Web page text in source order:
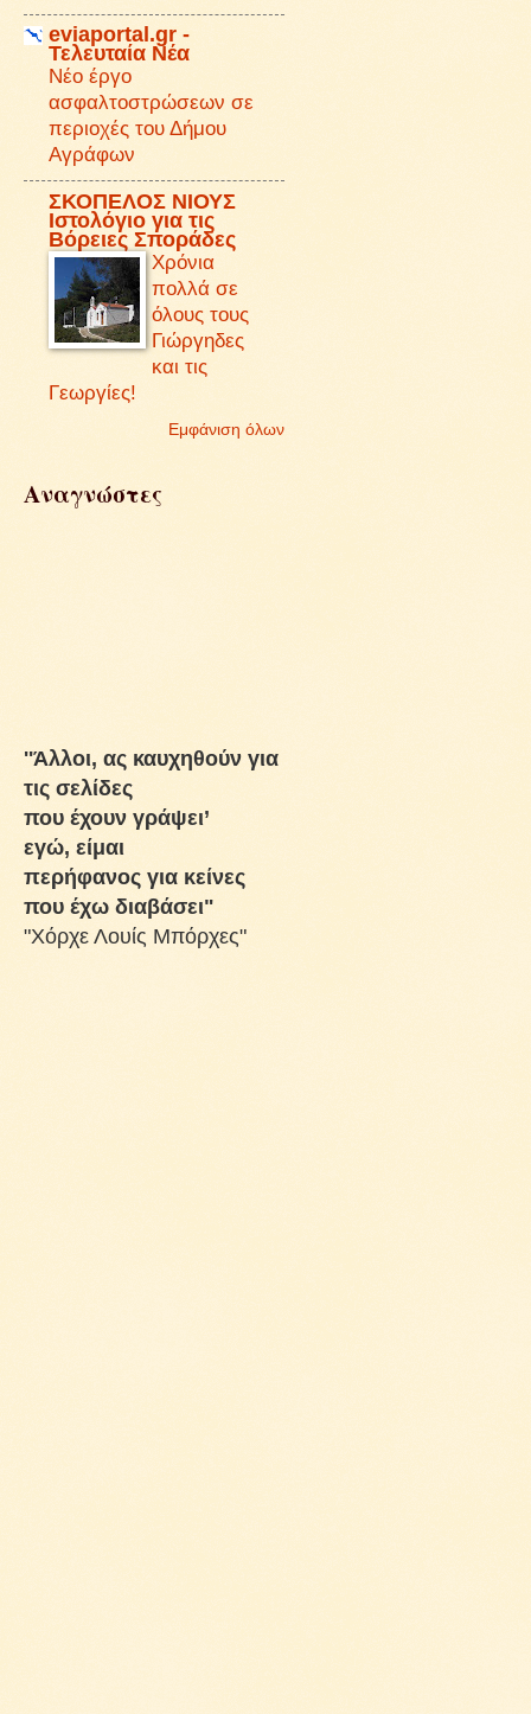
eviaportal.gr -
Τελευταία Νέα
Νέο έργο
ασφαλτοστρώσεων σε
περιοχές του Δήμου
Αγράφων
ΣΚΟΠΕΛΟΣ ΝΙΟΥΣ
Iστολόγιο για τις
Βόρειες Σποράδες
Χρόνια
πολλά σε
όλους τους
Γιώργηδες
και τις
Γεωργίες!
Εμφάνιση όλων
Αναγνώστες
''Άλλοι, ας καυχηθούν για
τις σελίδες
που έχουν γράψει’
εγώ, είμαι
περήφανος για κείνες
που έχω διαβάσει"
"Χόρχε Λουίς Μπόρχες"